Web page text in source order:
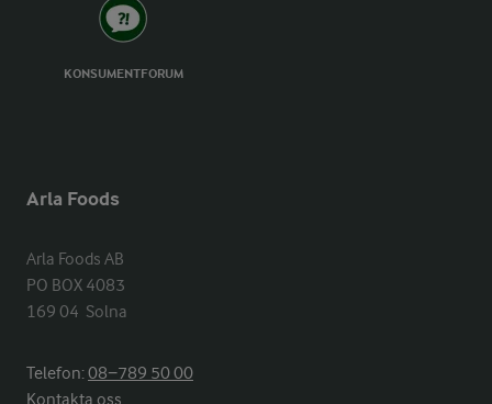
KONSUMENTFORUM
Arla Foods
Arla Foods AB
PO BOX 4083
169 04  Solna
Telefon:08−789 50 00
Kontakta oss